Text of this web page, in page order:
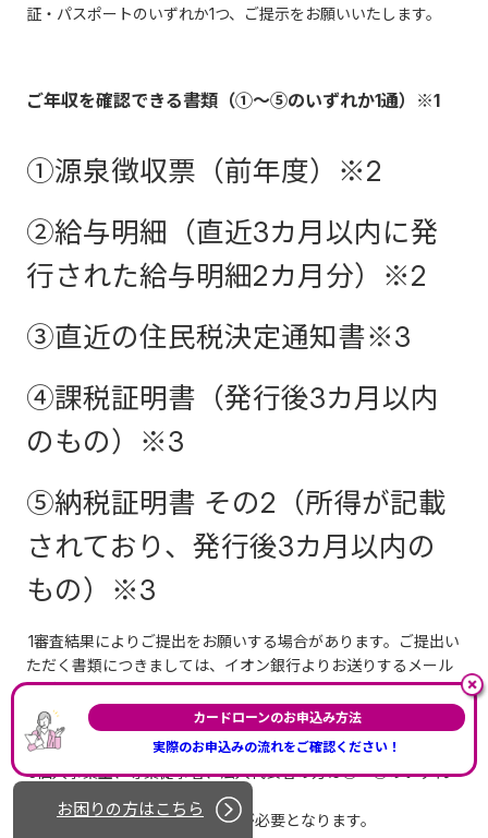
カードローンのお申込み方法
実際のお申込みの流れをご確認ください！
証・パスポートのいずれか1つ、ご提示をお願いいたします。
ご年収を確認できる書類（①～⑤のいずれか1通）※1
①源泉徴収票（前年度）※2
②給与明細（直近3カ月以内に発
行された給与明細2カ月分）※2
③直近の住民税決定通知書※3
④課税証明書（発行後3カ月以内
のもの）※3
⑤納税証明書 その2（所得が記載
されており、発行後3カ月以内の
もの）※3
1審査結果によりご提出をお願いする場合があります。ご提出い
ただく書類につきましては、イオン銀行よりお送りするメール
でご確認ください。
2①②、お勤め先の記載がある箇所が必要となります。
3個人事業主、専業従事者、法人代表者の方は③～⑤のいずれ
現在の勤務先での直近の証明書が必要となります。
お困りの方はこちら